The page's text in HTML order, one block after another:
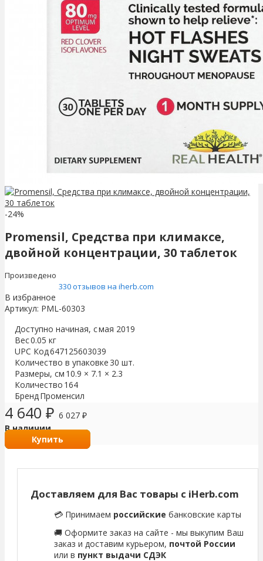
-24%
Promensil, Средства при климаксе,
двойной концентрации, 30 таблеток
Произведено
330 отзывов на iherb.com
В избранное
Артикул: PML-60303
Доступно начиная, смая 2019
Вес0.05 кг
UPC Код647125603039
Количество в упаковке 30 шт.
Размеры, см 10.9 × 7.1 × 2.3
Количество 164
БрендПроменсил
4 640 ₽ 6 027 ₽
В наличии
Купить
Доставляем для Вас товары с iHerb.com
💳 Принимаем российские банковские карты
🚚 Оформите заказ на сайте - мы выкупим Ваш
заказ и доставим курьером, почтой России
или в пункт выдачи СДЭК